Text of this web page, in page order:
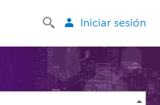
Iniciar sesión